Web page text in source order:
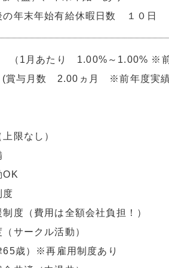
の年末年始有給休暇日数 １０日
（1月あたり 1.00%～1.00% ※前
(賞与月数 2.00ヵ月 ※前年度実績
限なし）
OK
度
制度（費用は全額会社負担！）
サークル活動）
65歳）※再雇用制度あり